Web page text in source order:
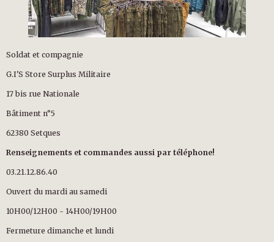
Soldat et compagnie
G.I'S Store Surplus Militaire
17 bis rue Nationale
Bâtiment n°5
62380 Setques
Renseignements et commandes aussi par téléphone!
03.21.12.86.40
Ouvert du mardi au samedi
10H00/12H00 - 14H00/19H00
Fermeture dimanche et lundi